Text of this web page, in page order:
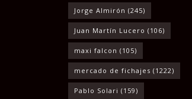
Jorge Almirón (245)
Juan Martín Lucero (106)
maxi falcon (105)
mercado de fichajes (1222)
Pablo Solari (159)